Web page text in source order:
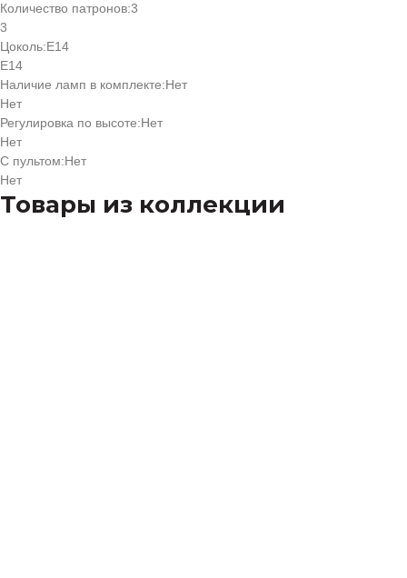
Количество патронов:3
3
Цоколь:Е14
Е14
Наличие ламп в комплекте:Нет
Нет
Регулировка по высоте:Нет
Нет
С пультом:Нет
Нет
Товары из коллекции